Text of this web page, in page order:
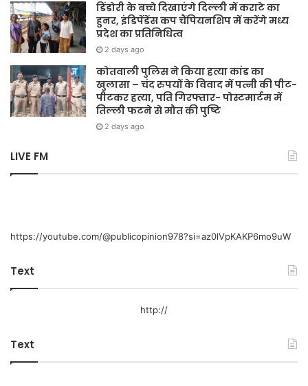
डिंडोरी के बच्चे दिखाएंगे दिल्ली में कराटे का
हुनर, इंडिपेंडेंस कप चैंपियनशिप में करेंगे मध्य
प्रदेश का प्रतिनिधित्व
2 days ago
कोतवाली पुलिस ने किया हत्या कांड का
खुलासा – चंद रुपयों के विवाद में पत्नी की पीट-
पीटकर हत्या, पति गिरफ्तार- पोस्टमार्टम में
तिल्ली फटने से मौत की पुष्टि
2 days ago
LIVE FM
https://youtube.com/@publicopinion978?si=az0lVpKAKP6mo9uW
Text
http://
Text